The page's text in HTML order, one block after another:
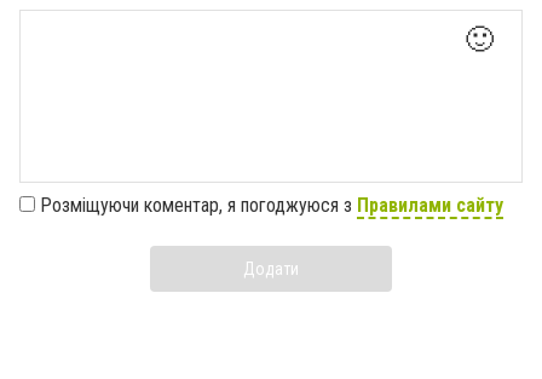
🙂
Розміщуючи коментар, я погоджуюся з Правилами сайту
Додати